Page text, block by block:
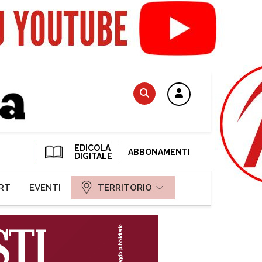
EDICOLA
DIGITALE
ABBONAMENTI
EVENTI TERRITORIO